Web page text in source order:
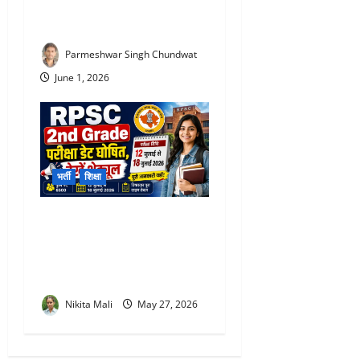
Parmeshwar Singh Chundwat
June 1, 2026
भर्ती शिक्षा
Nikita Mali May 27, 2026